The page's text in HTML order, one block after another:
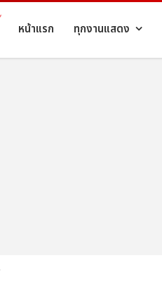
หน้าแรก ทุกงานแสดง